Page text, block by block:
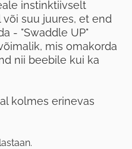
instinktiivselt
suu juures, et end
- "Swaddle UP"
mis omakorda
nii beebile kui ka
kolmes erinevas